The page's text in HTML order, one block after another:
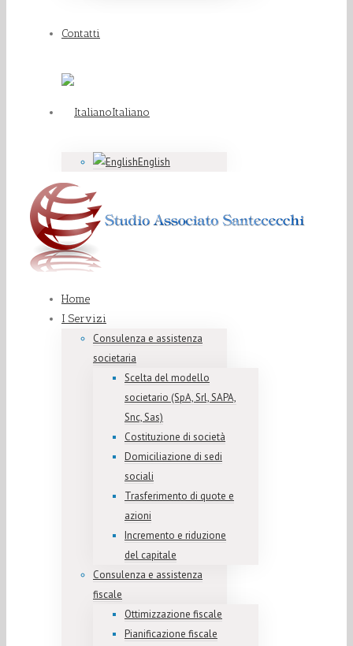
Contatti
Italiano
English
Home
I Servizi
Consulenza e assistenza
societaria
Scelta del modello
societario (SpA, Srl, SAPA,
Snc, Sas)
Costituzione di società
Domiciliazione di sedi
sociali
Trasferimento di quote e
azioni
Incremento e riduzione
del capitale
Consulenza e assistenza
fiscale
Ottimizzazione fiscale
Pianificazione fiscale